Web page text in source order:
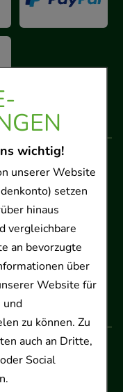
wichtig!
unserer Website
setzen
hinaus
vergleichbare
an bevorzugte
über
Website für
und
zu können. Zu
auch an Dritte,
Social
Uhr
89 71 80 11